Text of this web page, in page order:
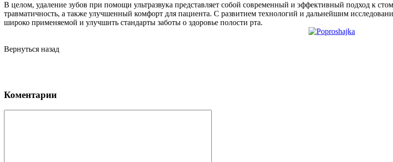
В целом, удаление зубов при помощи ультразвука представляет собой современный и эффективный подход к
травматичность, а также улучшенный комфорт для пациента. С развитием технологий и дальнейшим
широко применяемой и улучшить стандарты заботы о здоровье полости рта.
Вернуться назад
Коментарии